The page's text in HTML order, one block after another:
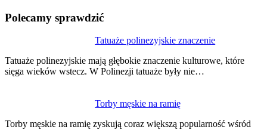
Polecamy sprawdzić
Tatuaże polinezyjskie znaczenie
Tatuaże polinezyjskie mają głębokie znaczenie kulturowe, które
sięga wieków wstecz. W Polinezji tatuaże były nie…
Torby męskie na ramię
Torby męskie na ramię zyskują coraz większą popularność wśród
wpisu